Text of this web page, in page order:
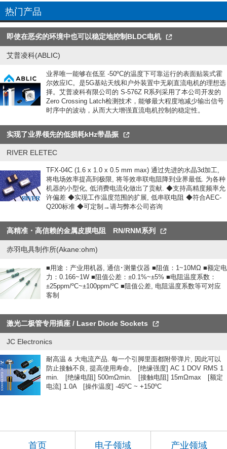
热门产品
即使在恶劣的环境中也可以稳定地控制BLDC电机
艾普凌科(ABLIC)
业界唯一能够在低至 -50ºC的温度下可靠运行的表面贴装式霍
尔效应IC。是5G基站天线和户外装置中无刷直流电机的理想选
择。艾普凌科有限公司的 S-576Z R系列采用了本公司开发的
Zero Crossing Latch检测技术，能够最大程度地减少输出信号
时序中的波动，从而大大增强直流电机控制的稳定性。
实现了业界领先的低损耗kHz带晶振
RIVER ELETEC
TFX-04C (1.6 x 1.0 x 0.5 mm max) 通过先进的水晶3d加工,
将电场效率提高到极限, 将等效串联电阻降到业界最低. 为各种
机器的小型化, 低消费电流化做出了贡献. ◆支持高精度频率允
许偏差 ◆实现工作温度范围的扩展, 低串联电阻 ◆符合AEC-
Q200标准 ◆可定制→请与弊本公司咨询
高精准・高信赖的金属皮膜电阻 RN/RNM系列
赤羽电具制作所(Akane:ohm)
■用途：产业用机器, 通信･测量仪器 ■阻值：1~10MΩ ■额定电
力：0.166~1W ■阻值公差：±0.1%~±5% ■电阻温度系数：
±25ppm/ºC~±100ppm/ºC ■阻值公差, 电阻温度系数等可对应
客制
激光二极管专用插座 / Laser Diode Sockets
JC Electronics
耐高温 & 大电流产品. 每一个引脚里面都附带弹片, 因此可以
防止接触不良, 提高使用寿命。 [绝缘强度] AC 1 DOV RMS 1
min. [绝缘电阻] 500mΩmin. [接触电阻] 15mΩmax [额定
电流] 1.0A [操作温度] -45ºC ~ +150ºC
首页 电子领域 产业领域